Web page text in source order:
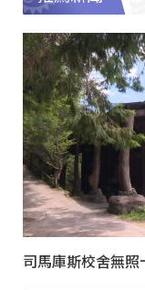
司馬庫斯校舍無